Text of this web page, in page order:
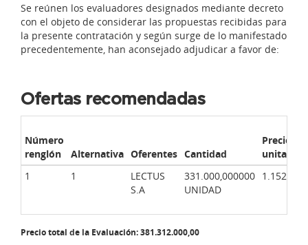
Se reúnen los evaluadores designados mediante decreto
con el objeto de considerar las propuestas recibidas para
la presente contratación y según surge de lo manifestado
precedentemente, han aconsejado adjudicar a favor de:
Ofertas recomendadas
Número
renglón
Alternativa Oferentes Cantidad
Precio
unitario
1
1
LECTUS
S.A
331.000,000000
UNIDAD
Precio total de la Evaluación: 381.312.000,00